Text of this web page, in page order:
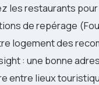
les restaurants
de repérage
logement des
: une bonne
entre lieux